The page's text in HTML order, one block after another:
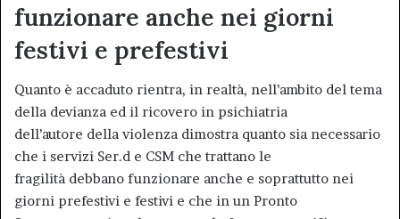
funzionare anche nei giorni
festivi e prefestivi
Quanto è accaduto rientra, in realtà, nell’ambito del tema
della devianza ed il ricovero in psichiatria
dell’autore della violenza dimostra quanto sia necessario
che i servizi Ser.d e CSM che trattano le
fragilità debbano funzionare anche e soprattutto nei
giorni prefestivi e festivi e che in un Pronto